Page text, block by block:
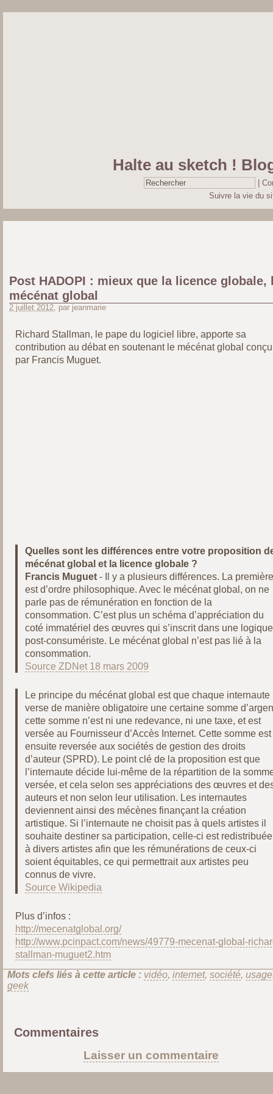
Halte au sketch !
Suivre la vie du
Post HADOPI : mieux que la licence globale,
mécénat global
2 juillet 2012, par jeanmarie
Richard Stallman, le pape du logiciel libre, apporte sa
contribution au débat en soutenant le mécénat global conçu
par Francis Muguet.
Quelles sont les différences entre votre proposition
mécénat global et la licence globale ?
Francis Muguet - Il y a plusieurs différences. La
est d’ordre philosophique. Avec le mécénat global, on ne
parle pas de rémunération en fonction de la
consommation. C’est plus un schéma d’appréciation du
coté immatériel des œuvres qui s’inscrit dans une logique
post-consumériste. Le mécénat global n’est pas lié à la
consommation.
Source ZDNet 18 mars 2009
Le principe du mécénat global est que chaque internaute
verse de manière obligatoire une certaine somme
cette somme n’est ni une redevance, ni une taxe, et est
versée au Fournisseur d’Accès Internet. Cette somme est
ensuite reversée aux sociétés de gestion des droits
d’auteur (SPRD). Le point clé de la proposition est que
l’internaute décide lui-même de la répartition de la
versée, et cela selon ses appréciations des œuvres et
auteurs et non selon leur utilisation. Les internautes
deviennent ainsi des mécènes finançant la création
artistique. Si l’internaute ne choisit pas à quels artistes il
souhaite destiner sa participation, celle-ci est redistribuée
à divers artistes afin que les rémunérations de ceux-ci
soient équitables, ce qui permettrait aux artistes peu
connus de vivre.
Source Wikipedia
Plus d’infos :
http://mecenatglobal.org/
http://www.pcinpact.com/news/49779-mecenat-global-
stallman-muguet2.htm
Mots clefs liés à cette article : vidéo, internet, société,
geek
Commentaires
Laisser un commentaire